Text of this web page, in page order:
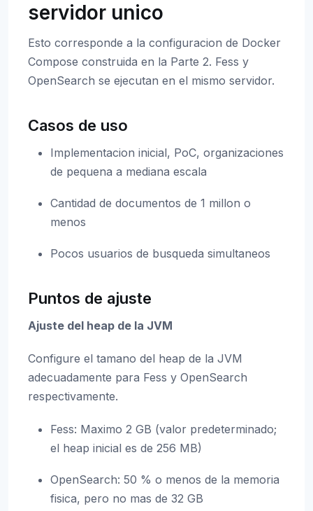
servidor unico
Esto corresponde a la configuracion de Docker
Compose construida en la Parte 2. Fess y
OpenSearch se ejecutan en el mismo servidor.
Casos de uso
Implementacion inicial, PoC, organizaciones
de pequena a mediana escala
Cantidad de documentos de 1 millon o
menos
Pocos usuarios de busqueda simultaneos
Puntos de ajuste
Ajuste del heap de la JVM
Configure el tamano del heap de la JVM
adecuadamente para Fess y OpenSearch
respectivamente.
Fess: Maximo 2 GB (valor predeterminado;
el heap inicial es de 256 MB)
OpenSearch: 50 % o menos de la memoria
fisica, pero no mas de 32 GB